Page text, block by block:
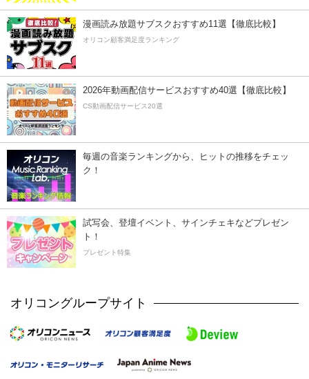
漫画読み放題サブスクおすすめ11選【徹底比較】
オリコン顧客満足度ランキング
2026年動画配信サービスおすすめ40選【徹底比較】
CS動画配信サービス20選
毎週の音楽ランキングから、ヒットの推移をチェッ
ク！
試写会、登壇イベント、サインチェキなどプレゼン
ト！
プレゼント特集
オリコングループサイト